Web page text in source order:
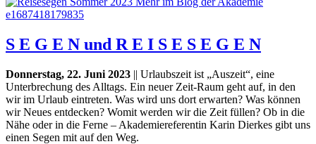
S E G E N und R E I S E S E G E N
Donnerstag, 22. Juni 2023 || Urlaubszeit ist „Auszeit“, eine
Unterbrechung des Alltags. Ein neuer Zeit-Raum geht auf, in den
wir im Urlaub eintreten. Was wird uns dort erwarten? Was können
wir Neues entdecken? Womit werden wir die Zeit füllen? Ob in die
Nähe oder in die Ferne – Akademiereferentin Karin Dierkes gibt uns
einen Segen mit auf den Weg.